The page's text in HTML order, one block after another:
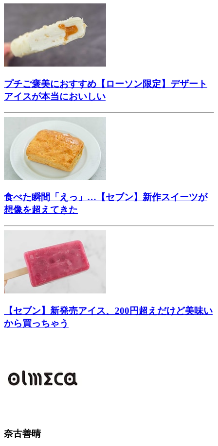
プチご褒美におすすめ【ローソン限定】デザート
アイスが本当においしい
食べた瞬間「えっ」…【セブン】新作スイーツが
想像を超えてきた
【セブン】新発売アイス、200円超えだけど美味い
から買っちゃう
奈古善晴